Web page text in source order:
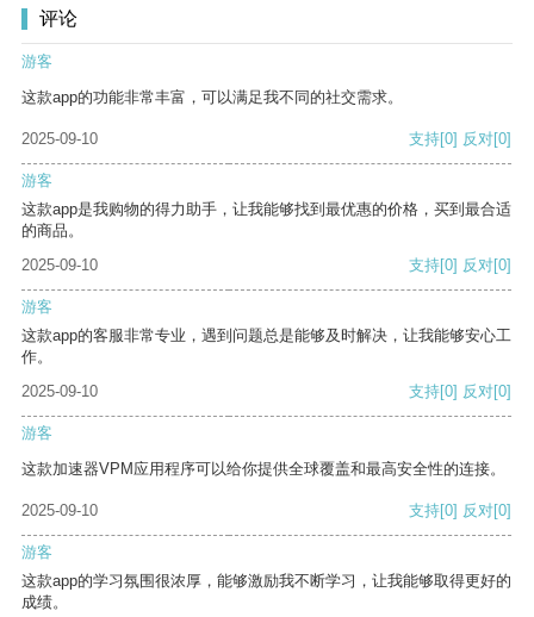
评论
游客
这款app的功能非常丰富，可以满足我不同的社交需求。
2025-09-10 支持[0] 反对[0]
游客
这款app是我购物的得力助手，让我能够找到最优惠的价格，买到最合适
的商品。
2025-09-10
支持[0] 反对[0]
游客
这款app的客服非常专业，遇到问题总是能够及时解决，让我能够安心工
作。
2025-09-10
支持[0] 反对[0]
游客
这款加速器VPM应用程序可以给你提供全球覆盖和最高安全性的连接。
2025-09-10 支持[0] 反对[0]
游客
这款app的学习氛围很浓厚，能够激励我不断学习，让我能够取得更好的
成绩。